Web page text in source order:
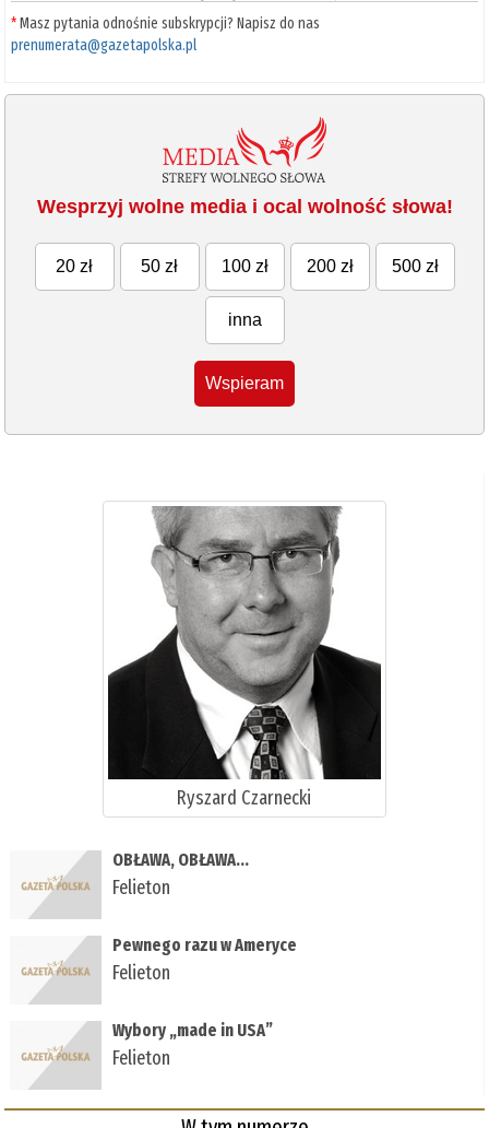
*Masz pytania odnośnie subskrypcji? Napisz do nas
prenumerata@gazetapolska.pl
Wesprzyj wolne media i ocal wolność słowa!
20 zł 50 zł 100 zł 200 zł 500 zł
inna
Wspieram
Ryszard Czarnecki
OBŁAWA, OBŁAWA...
Felieton
Pewnego razu w Ameryce
Felieton
Wybory „made in USA”
Felieton